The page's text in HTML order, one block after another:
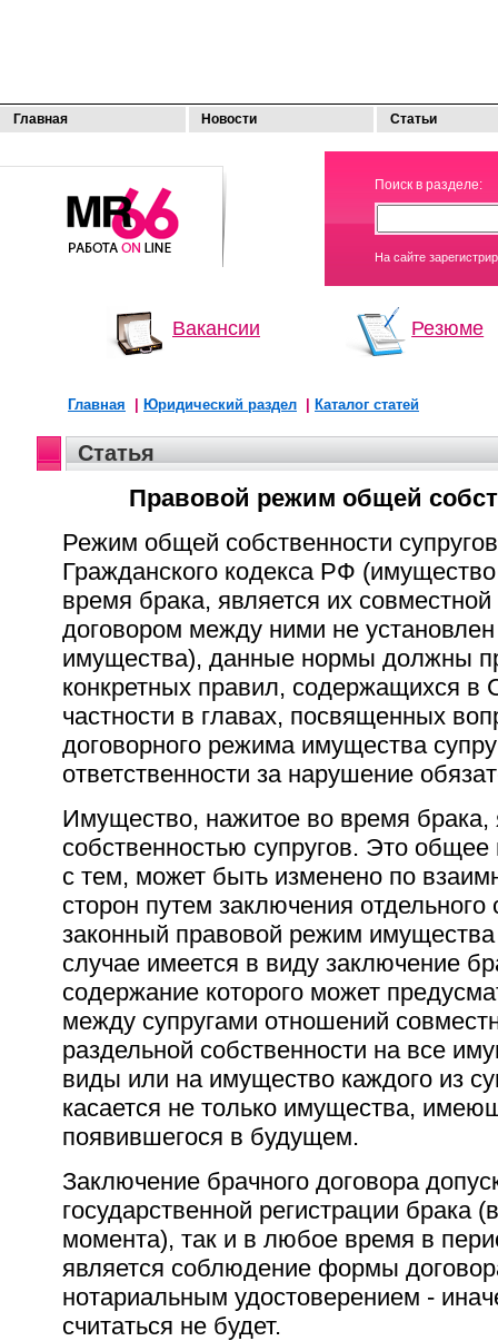
Главная Новости Статьи
МОЯ
РАБОТА
Поиск в разделе:
На сайте
Вакансии Резюме
Главная Юридический раздел Каталог статей
Статья
Правовой режим общей
Режим общей собственности
Гражданского кодекса РФ
время брака, является их
договором между ними не
имущества), данные нормы должны
конкретных правил, содержащихся в
частности в главах, посвященных
договорного режима имущества
ответственности за нарушение
Имущество, нажитое во время брака,
собственностью супругов. Это
с тем, может быть изменено по
сторон путем заключения
законный правовой режим
случае имеется в виду заключение
содержание которого может
между супругами отношений
раздельной собственности на все
виды или на имущество каждого из
касается не только имущества,
появившегося в будущем.
Заключение брачного договора
государственной регистрации брака
момента), так и в любое время в
является соблюдение формы
нотариальным удостоверением -
считаться не будет.